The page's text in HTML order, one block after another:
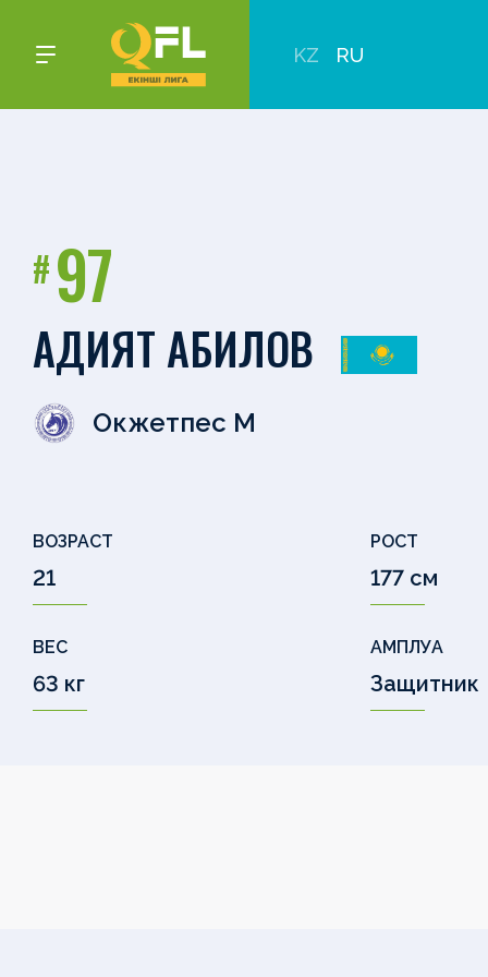
KZ RU
#97
АДИЯТ АБИЛОВ
Окжетпес М
ВОЗРАСТ
21
РОСТ
177 см
ВЕС
63 кг
АМПЛУА
Защитник